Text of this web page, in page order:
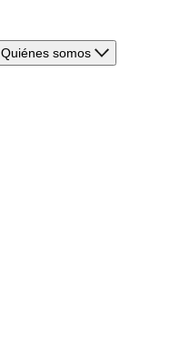
Quiénes somos